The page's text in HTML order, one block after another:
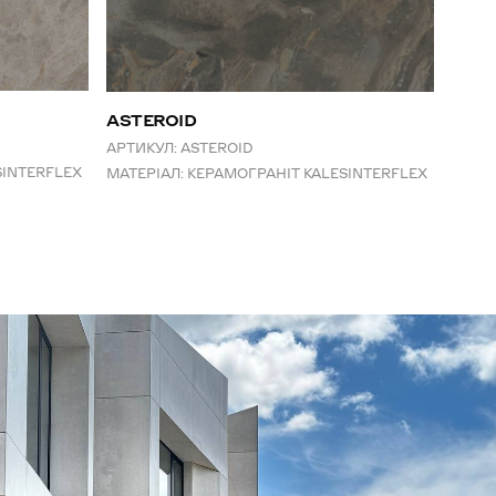
ASTEROID
АРТИКУЛ: ASTEROID
МАТЕРІАЛ: КЕРАМОГРАНІТ KALESINTERFLEX